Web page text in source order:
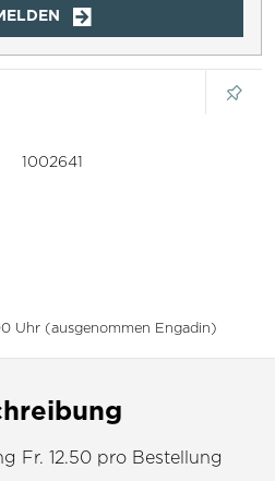
Uhr (ausgenommen Engadin)
1002641
Fr. 12.50 pro Bestellung